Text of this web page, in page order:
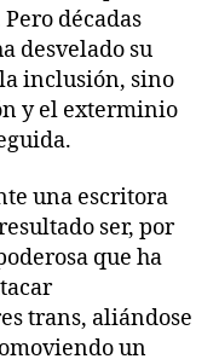
décadas
desvelado su
inclusión, sino
y el exterminio
una escritora
ser, por
que ha
trans, aliándose
un